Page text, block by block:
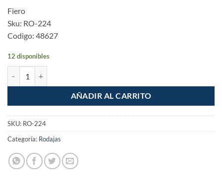
Fiero
Sku: RO-224
Codigo: 48627
12 disponibles
AÑADIR AL CARRITO
SKU: RO-224
Categoría: Rodajas